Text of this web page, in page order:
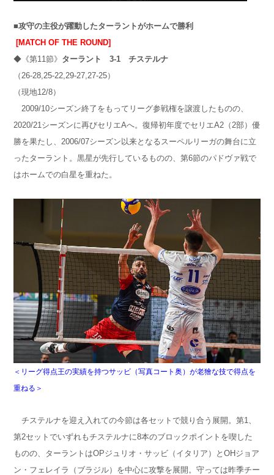
■攻守の主役が躍動したターラントがホームで勝利
[MATCH OF THE ROUND]
◆《第11節》 ターラント3-1 チステルナ
（26-28,25-22,29-27,27-25）
（現地12/8）
2009/10シーズン終了をもってリーグ参戦権を譲渡したものの、
2020/21シーズンに再びセリエAへ。復帰初年度でセリエA2（2部）優
勝を果たし、2006/07シーズン以来となるスーペルリーガの舞台に立
ったターラント。黒星が先行しているものの、第6節のパドヴァ戦で
はホームでの白星を重ねた。
＜リーグ得点王の実績を持つサッビ（写真コート奥）が老獪な技で得点を
重ねる＞
チステルナを迎え入れての今節は各セットで競り合う展開。第1、
第2セットでいずれもチステルナに8本のブロックポイントを喫した
ものの、ターラントはOPジュリオ・サッビ（イタリア）とOHジョア
ン・フェレイラ（ブラジル）を中心に攻撃を展開。守っては昨季チー